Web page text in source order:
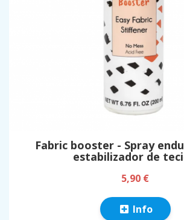
Fabric booster - Spray
estabilizador de
5,90 €
Info